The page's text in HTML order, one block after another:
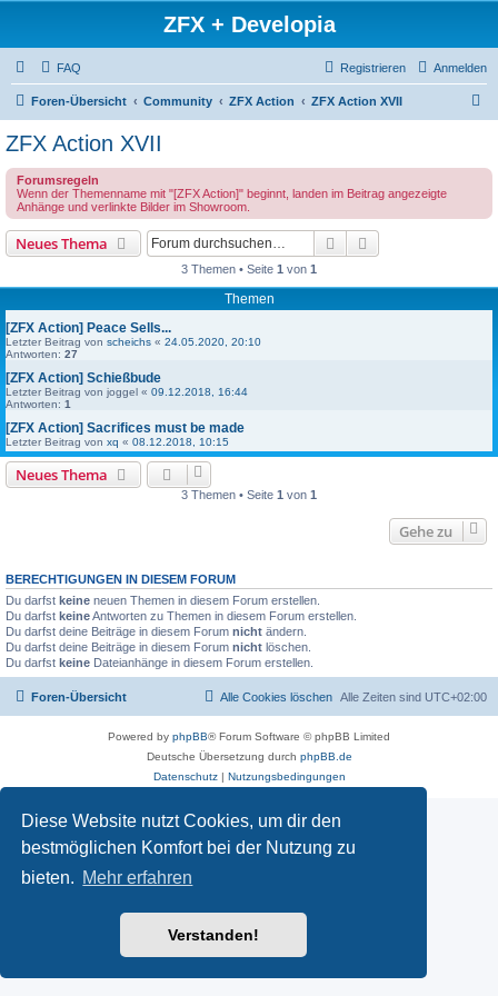
Diese Website nutzt Cookies, um dir den
bestmöglichen Komfort bei der Nutzung zu
bieten. Mehr erfahren
Verstanden!
ZFX + Developia
FAQ Anmelden
Registrieren
Foren-Übersicht Community ZFX Action ZFX Action XVII
ZFX Action XVII
Forumsregeln
Wenn der Themenname mit "[ZFX Action]" beginnt, landen im Beitrag angezeigte
Anhänge und verlinkte Bilder im Showroom.
Neues Thema Suche
3 Themen • Seite 1 von 1
Themen
[ZFX Action] Peace Sells...
Letzter Beitrag von scheichs « 24.05.2020, 20:10
Antworten: 27
[ZFX Action] Schießbude
Letzter Beitrag von joggel « 09.12.2018, 16:44
Antworten: 1
[ZFX Action] Sacrifices must be made
Letzter Beitrag von xq « 08.12.2018, 10:15
Neues Thema
3 Themen • Seite 1 von 1
Gehe zu
BERECHTIGUNGEN IN DIESEM FORUM
Du darfst keine neuen Themen in diesem Forum erstellen.
Du darfst keineAntworten zu Themen in diesem Forum erstellen.
Du darfst deine Beiträge in diesem Forum nicht ändern.
Du darfst deine Beiträge in diesem Forum nicht löschen.
Du darfst keine Dateianhänge in diesem Forum erstellen.
Foren-Übersicht Alle Zeiten sind UTC+02:00
Alle Cookies löschen
Powered by phpBB® Forum Software © phpBB Limited
Deutsche Übersetzung durch phpBB.de
Datenschutz| Nutzungsbedingungen